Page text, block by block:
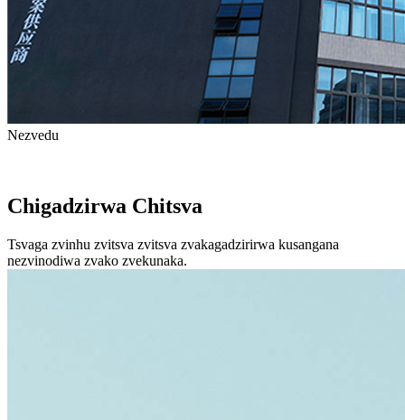
Nezvedu
Chigadzirwa Chitsva
Tsvaga zvinhu zvitsva zvitsva zvakagadzirirwa kusangana
nezvinodiwa zvako zvekunaka.